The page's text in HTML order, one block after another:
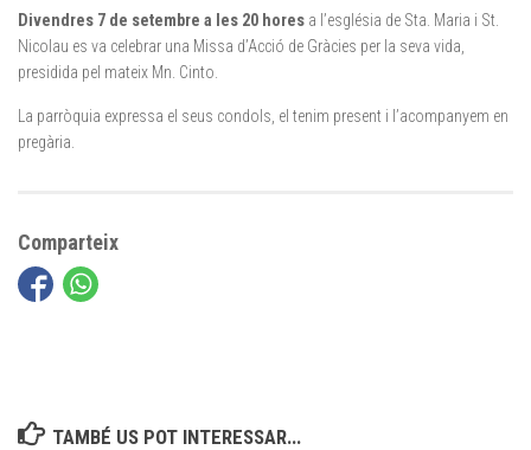
Divendres 7 de setembre a les 20 hores a l’església de Sta. Maria i St.
Nicolau es va celebrar una Missa d’Acció de Gràcies per la seva vida,
presidida pel mateix Mn. Cinto.
La parròquia expressa el seus condols, el tenim present i l’acompanyem en
pregària.
Comparteix
TAMBÉ US POT INTERESSAR...